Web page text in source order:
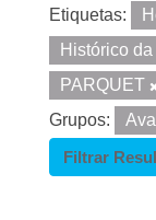
Etiquetas:
Histórico
PARQUET
Grupos:
Filtrar